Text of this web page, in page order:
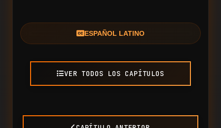
ESPAÑOL LATINO
VER TODOS LOS CAPÍTULOS